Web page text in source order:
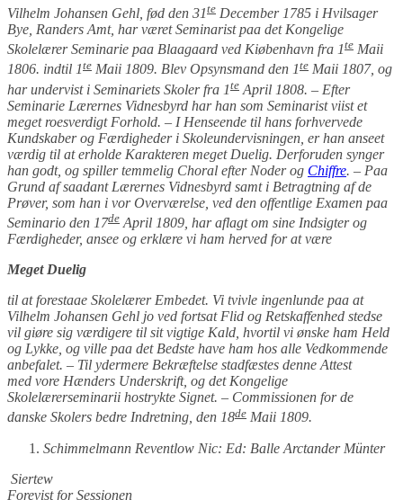
Vilhelm Johansen Gehl, fød den 31te December 1785 i Hvilsager
Bye, Randers Amt, har været Seminarist paa det Kongelige
Skolelærer Seminarie paa Blaagaard ved Kiøbenhavn fra 1te Maii
1806. indtil 1te Maii 1809. Blev Opsynsmand den 1te Maii 1807, og
har undervist i Seminariets Skoler fra 1te April 1808. – Efter
Seminarie Lærernes Vidnesbyrd har han som Seminarist viist et
meget roesverdigt Forhold. – I Henseende til hans forhvervede
Kundskaber og Færdigheder i Skoleundervisningen, er han anseet
værdig til at erholde Karakteren meget Duelig. Derforuden synger
han godt, og spiller temmelig Choral efter Noder og Chiffre. – Paa
Grund af saadant Lærernes Vidnesbyrd samt i Betragtning af de
Prøver, som han i vor Overværelse, ved den offentlige Examen paa
Seminario den 17de April 1809, har aflagt om sine Indsigter og
Færdigheder, ansee og erklære vi ham herved for at være
Meget Duelig
til at forestaae Skolelærer Embedet. Vi tvivle ingenlunde paa at
Vilhelm Johansen Gehl jo ved fortsat Flid og Retskaffenhed stedse
vil giøre sig værdigere til sit vigtige Kald, hvortil vi ønske ham Held
og Lykke, og ville paa det Bedste have ham hos alle Vedkommende
anbefalet. – Til ydermere Bekræftelse stadfæstes denne Attest
med vore Hænders Underskrift, og det Kongelige
Skolelærerseminarii hostrykte Signet. – Commissionen for de
danske Skolers bedre Indretning, den 18de Maii 1809.
Schimmelmann Reventlow Nic: Ed: Balle Arctander Münter
Siertew
Forevist for Sessionen